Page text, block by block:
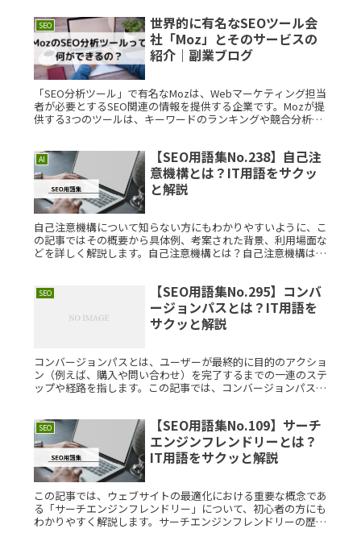
SEO
世界的に有名なSEOツール会
社「Moz」とそのサービスの
紹介｜副業ブログ
「SEO分析ツール」で有名なMozは、Webマーケティング担当
者が必要とするSEO関連の情報を提供する企業です。Mozが提
供する3つのツールは、キーワードのランキングや競合分析が
AI
【SEO用語集No.238】自己注
意機構とは？IT用語をサクッ
と解説
自己注意機構について知らない方にもわかりやすいように、こ
の記事ではその概要から具体例、考案された背景、利用場面な
どを詳しく解説します。自己注意機構とは？自己注意機構は、
SEO
【SEO用語集No.295】コンバ
ージョンパスとは？IT用語を
サクッと解説
コンバージョンパスとは、ユーザーが最終的に目的のアクショ
ン（例えば、購入や問い合わせ）を完了するまでの一連のステ
ップや経路を指します。この記事では、コンバージョンパスの
SEO
【SEO用語集No.109】サーチ
エンジンフレンドリーとは？
IT用語をサクッと解説
この記事では、ウェブサイトの最適化における重要な概念であ
る「サーチエンジンフレンドリー」について、初心者の方にも
わかりやすく解説します。サーチエンジンフレンドリーの歴史